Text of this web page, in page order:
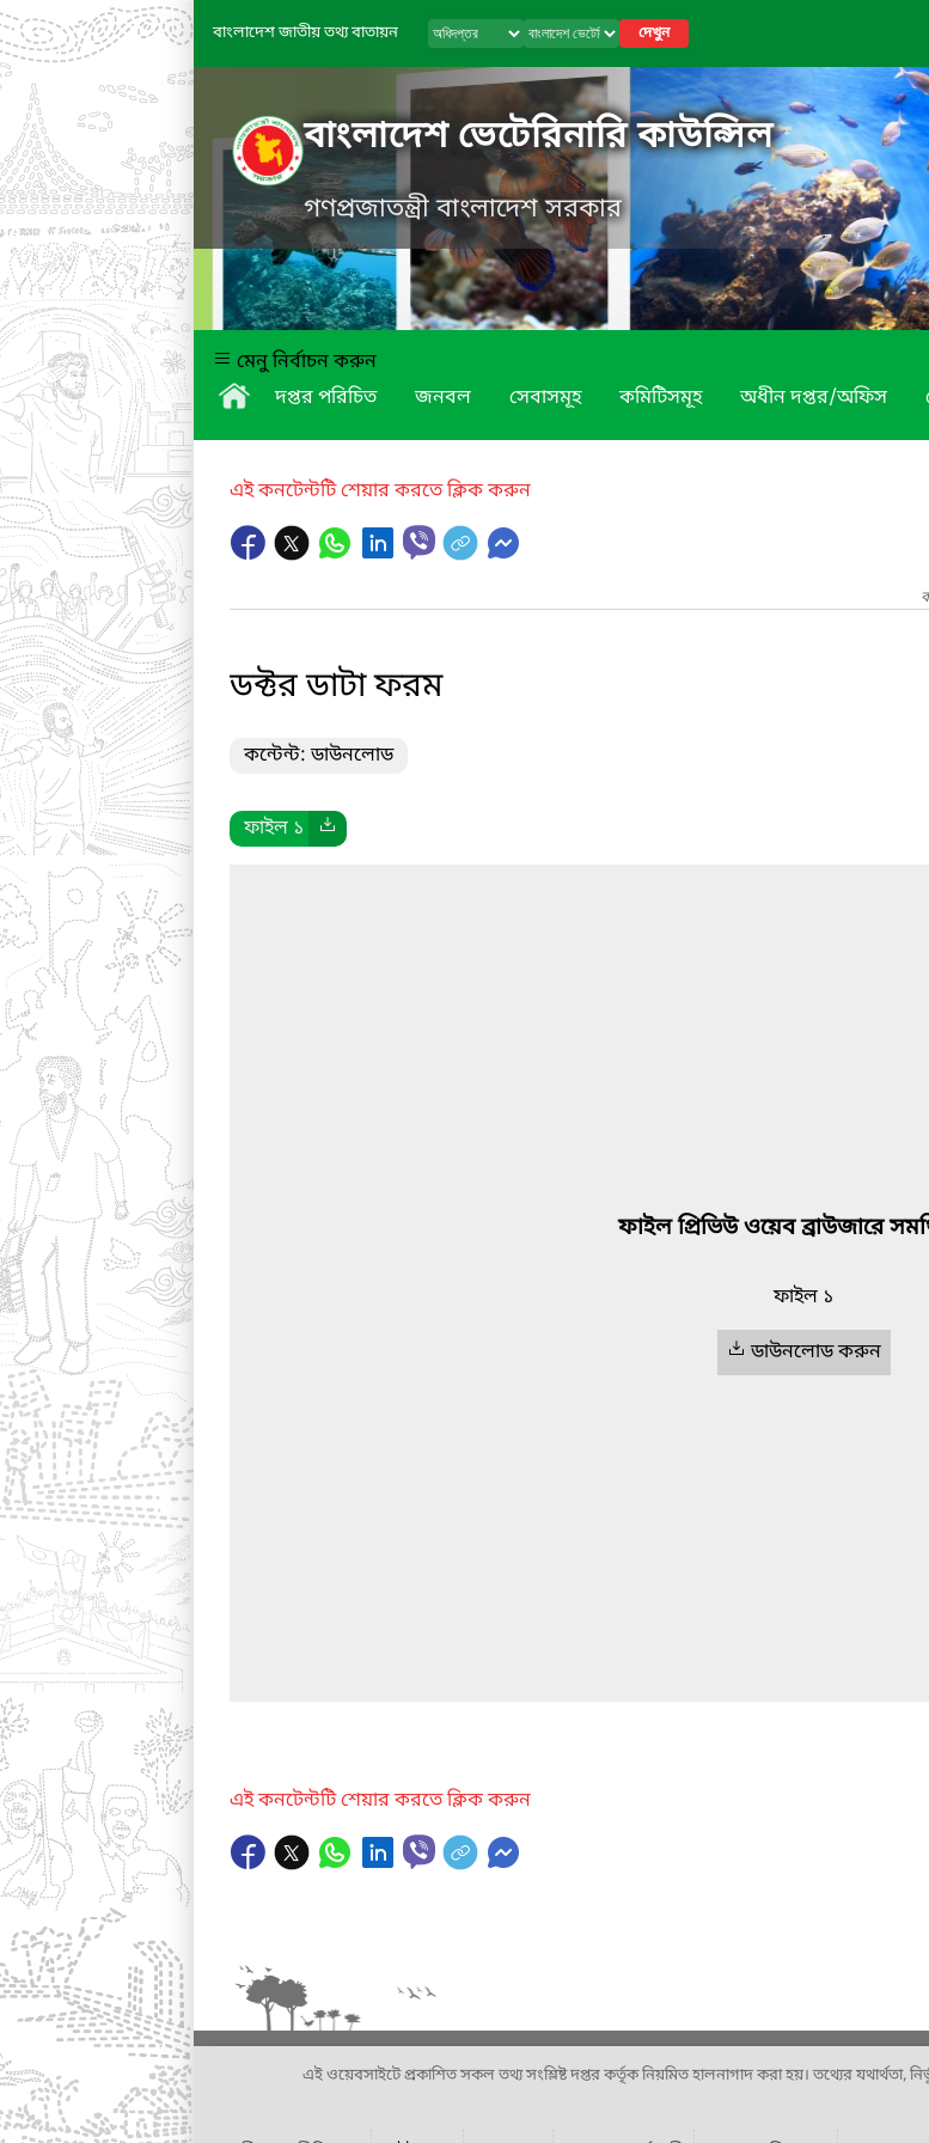
বাংলাদেশ জাতীয় তথ্য বাতায়ন দেখুন
বাংলাদেশ ভেটেরিনারি কাউন্সিল
গণপ্রজাতন্ত্রী বাংলাদেশ সরকার
মেনু নির্বাচন করুন
দপ্তর পরিচিত
জনবল সেবাসমূহ কমিটিসমূহ অধীন দপ্তর/অফিস
এই কনটেন্টটি শেয়ার করতে ক্লিক করুন
ডক্টর ডাটা ফরম
কন্টেন্ট: ডাউনলোড
ফাইল ১
ফাইল প্রিভিউ ওয়েব ব্রাউজারে
ফাইল ১
ডাউনলোড করুন
এই কনটেন্টটি শেয়ার করতে ক্লিক করুন
এই ওয়েবসাইটে প্রকাশিত সকল তথ্য সংশ্লিষ্ট দপ্তর কর্তৃক নিয়মিত হালনাগাদ করা হয়। তথ্যের যথার্থতা,